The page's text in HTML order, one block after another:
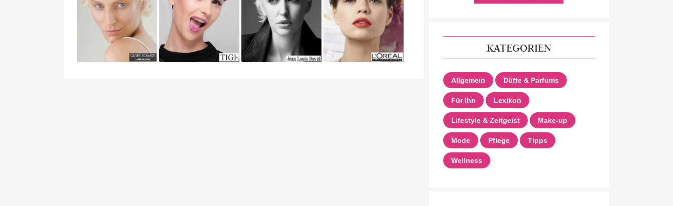
KATEGORIEN
Allgemein Düfte & Parfums
Für Ihn Lexikon
Lifestyle & Zeitgeist Make-up
Mode Pflege Tipps
Wellness